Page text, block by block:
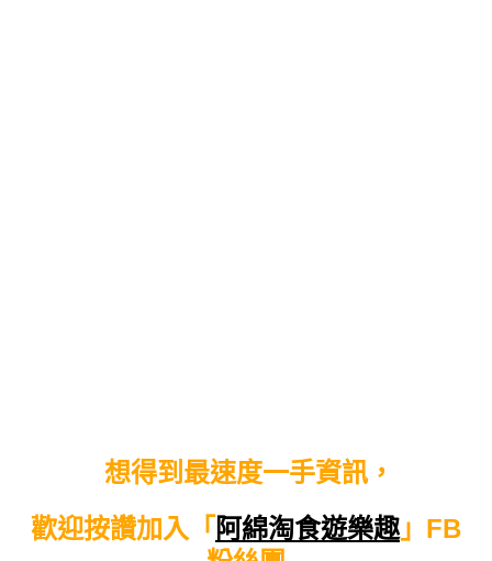
想得到最速度一手資訊，
歡迎按讚加入「 阿綿淘食遊樂趣 」FB